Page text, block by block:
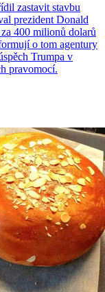
zastavit stavbu
prezident Donald
400 milionů dolarů
o tom agentury
Trumpa v
pravomocí.